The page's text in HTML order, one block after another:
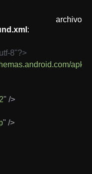
:
8"?>
apk/
" />
" />